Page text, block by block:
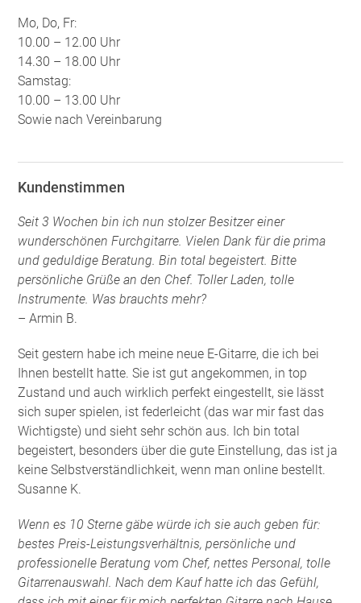
Mo, Do, Fr:
10.00 – 12.00 Uhr
14.30 – 18.00 Uhr
Samstag:
10.00 – 13.00 Uhr
Sowie nach Vereinbarung
Kundenstimmen
Seit 3 Wochen bin ich nun stolzer Besitzer einer
wunderschönen Furchgitarre. Vielen Dank für die prima
und geduldige Beratung. Bin total begeistert. Bitte
persönliche Grüße an den Chef. Toller Laden, tolle
Instrumente. Was brauchts mehr?
– Armin B.
Seit gestern habe ich meine neue E-Gitarre, die ich bei
Ihnen bestellt hatte. Sie ist gut angekommen, in top
Zustand und auch wirklich perfekt eingestellt, sie lässt
sich super spielen, ist federleicht (das war mir fast das
Wichtigste) und sieht sehr schön aus. Ich bin total
begeistert, besonders über die gute Einstellung, das ist ja
keine Selbstverständlichkeit, wenn man online bestellt.
Susanne K.
Wenn es 10 Sterne gäbe würde ich sie auch geben für:
bestes Preis-Leistungsverhältnis, persönliche und
professionelle Beratung vom Chef, nettes Personal, tolle
Gitarrenauswahl. Nach dem Kauf hatte ich das Gefühl,